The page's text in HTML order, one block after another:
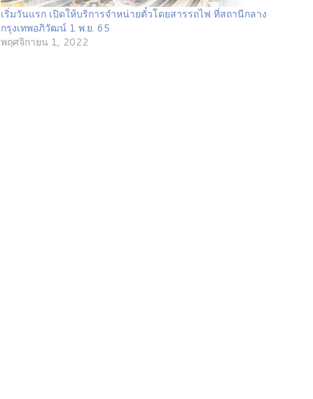
เริ่มวันแรก เปิดให้บริการจำหน่ายตั๋วโดยสารรถไฟ ที่สถานีกลาง
กรุงเทพอภิวัฒน์ 1 พ.ย. 65
พฤศจิกายน 1, 2022